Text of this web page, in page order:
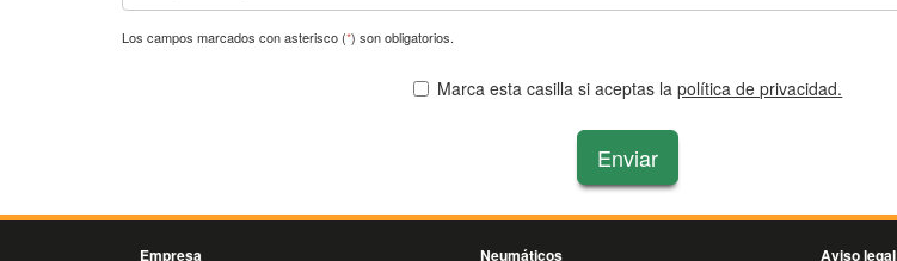
Los campos marcados con asterisco (*) son obligatorios.
Marca esta casilla si aceptas lapolítica de privacidad.
Enviar
Empresa Neumáticos Aviso legal